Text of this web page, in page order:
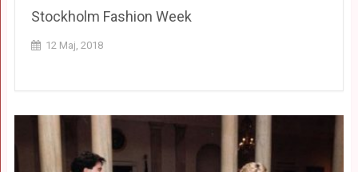
Stockholm Fashion Week
12 Maj, 2018